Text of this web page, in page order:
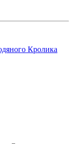
Кролика